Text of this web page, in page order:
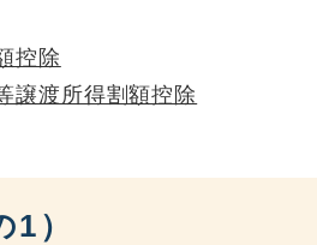
控除
譲渡所得割額控除
）